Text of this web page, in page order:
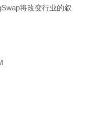
将改变行业的叙